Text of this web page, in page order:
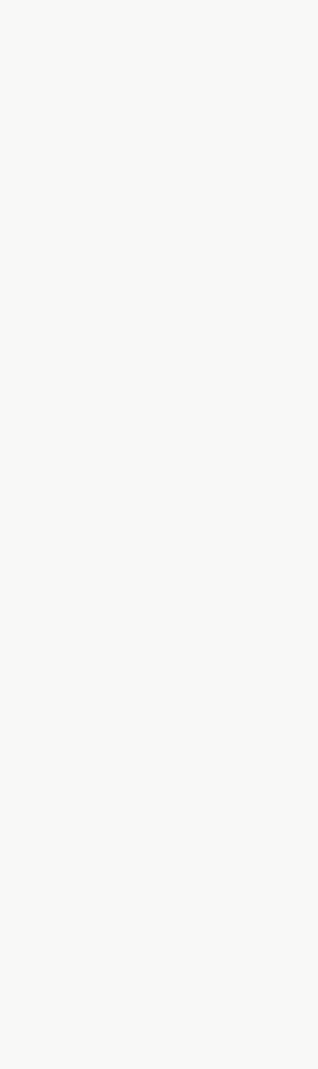
Джинсы - одна из
весна-лето 2014 в
куртка. Также обратите
нашивками. К таким
США, Италии или
Франция - самая модная
творят знаменитые
в Париже еще в 2001
изменить мир к
Бренд учитывает
требования своих
чехол-карман, чехол-
материалов
кожа и даже
красочный, стильный,
клиент найдет